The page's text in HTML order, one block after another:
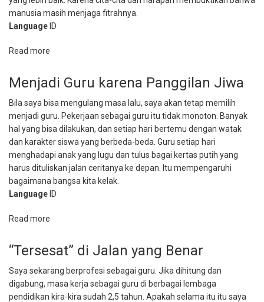
manusia masih menjaga fitrahnya.
Language ID
Read more
Kultur
Bekerja
yang
Berbeda
Menjadi Guru karena Panggilan Jiwa
Bila saya bisa mengulang masa lalu, saya akan tetap memilih
menjadi guru. Pekerjaan sebagai guru itu tidak monoton. Banyak
hal yang bisa dilakukan, dan setiap hari bertemu dengan watak
dan karakter siswa yang berbeda-beda. Guru setiap hari
menghadapi anak yang lugu dan tulus bagai kertas putih yang
harus dituliskan jalan ceritanya ke depan. Itu mempengaruhi
bagaimana bangsa kita kelak.
Language ID
Read more
Guru
karena
Panggilan
Jiwa
“Tersesat” di Jalan yang Benar
Saya sekarang berprofesi sebagai guru. Jika dihitung dan
digabung, masa kerja sebagai guru di berbagai lembaga
pendidikan kira-kira sudah 2,5 tahun. Apakah selama itu itu saya